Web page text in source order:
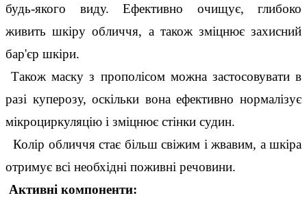
будь-якого виду. Ефективно очищує, глибоко
живить шкіру обличчя, а також зміцнює захисний
бар'єр шкіри.
Також маску з прополісом можна застосовувати в
разі куперозу, оскільки вона ефективно нормалізує
мікроциркуляцію і зміцнює стінки судин.
Колір обличчя стає більш свіжим і жвавим, а шкіра
отримує всі необхідні поживні речовини.
Активні компоненти: